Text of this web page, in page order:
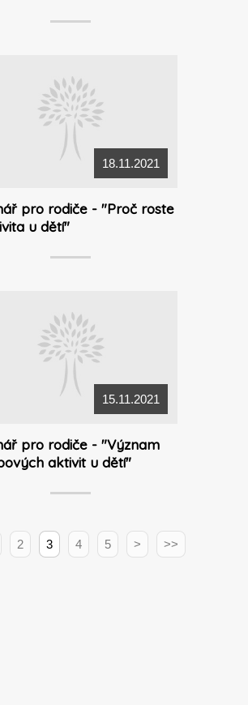
18.11.2021
pro rodiče - "Proč roste
u dětí"
15.11.2021
pro rodiče - "Význam
aktivit u dětí"
2 3 4 5 > >>